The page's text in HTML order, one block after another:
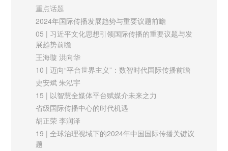
74 | “Z世代”参与国际传播内容生产的创新探索
以“我与中国的美丽邂逅”短视频栏目为例
刘韬 孙苗苗 李思明
国际视野
78 | 美式民主的叙事逻辑与应对策略
朱玲玲
新时代中国法治话语国际传播新思维
讲好新时代中国法治故事离不开中国法治国际传播。坚定法治自
信，创新思维法治话语建构是法治国际传播工作的重中之重；提
升国家法律翻译能力，尤其国家法律翻译传播能力，是中国法治
国际传播的前提保障。国家法律翻译传播能力具体体现为法律翻
译思维能力和误译纠错能力，法律翻译思维能力的目标是坚定维
护和塑造法治中国形象，而误译纠错能力则重在纠正和重塑因误
译产生的不良影响。只有两者并重，才能有效提升中国法治话语
的国际传播效能。
重点话题
2024年国际传播发展趋势与重要议题前瞻
05 | 习近平文化思想引领国际传播的重要议题与发
展趋势前瞻
王海璇 洪向华
10 | 迈向“平台世界主义”：数智时代国际传播前瞻
史安斌 朱泓宇
15 | 以智慧全媒体平台赋媒介未来之力
省级国际传播中心的时代机遇
胡正荣 李润泽
19 | 全球治理视域下的2024年中国国际传播关键议
题